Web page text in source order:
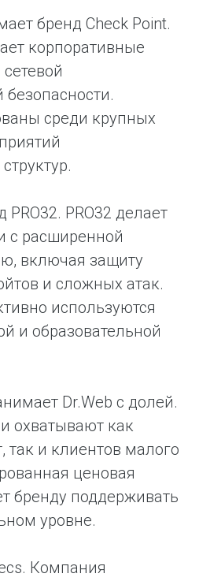
бренд Check Point.
корпоративные
среди крупных
PRO32 делает
с расширенной
включая защиту
и сложных атак.
используются
и образовательной
Dr.Web с долей.
охватывают как
и клиентов малого
ценовая
бренду поддерживать
уровне.
Компания